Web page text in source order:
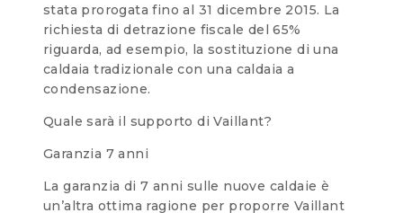
stata prorogata fino al 31 dicembre 2015. La
richiesta di detrazione fiscale del 65%
riguarda, ad esempio, la sostituzione di una
caldaia tradizionale con una caldaia a
condensazione.
Quale sarà il supporto di Vaillant?
Garanzia 7 anni
La garanzia di 7 anni sulle nuove caldaie è
un’altra ottima ragione per proporre Vaillant